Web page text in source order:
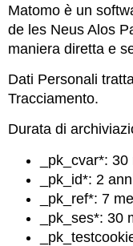
Matomo è un
de les Neus Alos
maniera diretta e
Dati Personali
Tracciamento.
Durata di
_pk_cvar*:
_pk_id*: 2
_pk_ref*: 7
_pk_ses*: 30